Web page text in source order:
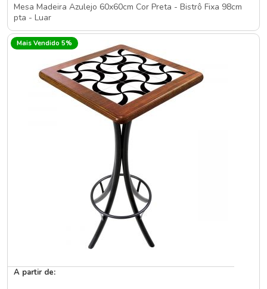
Mesa Madeira Azulejo 60x60cm Cor Preta - Bistrô Fixa 98cm
pta - Luar
Mais Vendido 5%
A partir de: